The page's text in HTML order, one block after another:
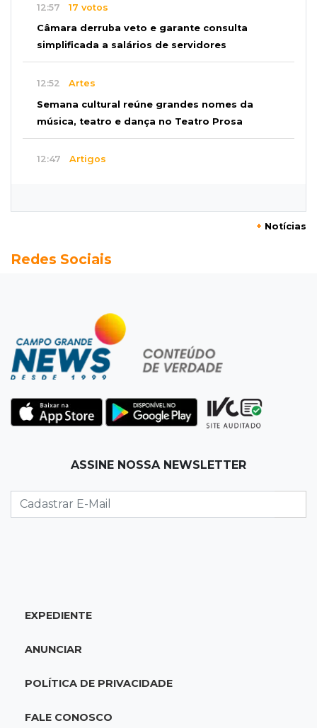
12:57 17 votos
Câmara derruba veto e garante consulta
simplificada a salários de servidores
12:52 Artes
Semana cultural reúne grandes nomes da
música, teatro e dança no Teatro Prosa
12:47 Artigos
amazona de MS quer chegar ao Texas
Empresário investigado em 2023 volta a ser
alvo por R$ 100 milhões em contratos
12:26Clima
chegada de ciclone
Ovos de arara-azul marcam início da
Engenheiro do Pantanal: tatu-canastra pode
violência à mulher
+ Notícias
Redes Sociais
ASSINE NOSSA NEWSLETTER
EXPEDIENTE
ANUNCIAR
POLÍTICA DE PRIVACIDADE
FALE CONOSCO